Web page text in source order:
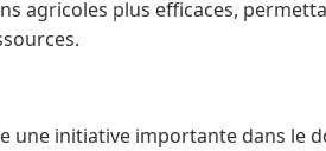
agricoles plus efficaces,
une initiative importante dans le